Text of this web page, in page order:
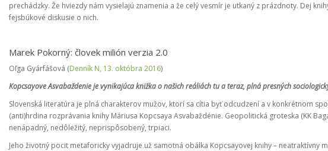
prechádzky. Že hviezdy nám vysielajú znamenia a že celý vesmír je utkaný z prázdnoty. Dej
fejsbúkové diskusie o nich.
Marek Pokorný: človek milión verzia 2.0
Oľga Gyárfášová (Denník N, 13. októbra 2016)
Kopcsayove Asvabaždenie je vynikajúca knižka o našich reáliách tu a teraz, plná presných
Slovenská literatúra je plná charakterov mužov, ktorí sa cítia byť odcudzení a v konkrétnom
(anti)hrdina rozprávania knihy Máriusa Kopcsaya Asvabaždénie. Geopolitická groteska (KK
nenápadný, nedôležitý, neprispôsobený, trpiaci.
Jeho životný pocit metaforicky vyjadruje už samotná obálka Kopcsayovej knihy – neatraktívny